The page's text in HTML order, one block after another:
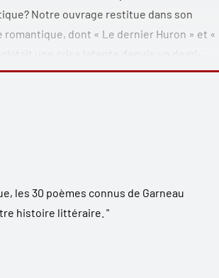
Notre ouvrage restitue dans son
dont « Le dernier Huron » et «
une crise latente depuis un demi-
Il a débuté son parcours de poète au
Rébellion des Patriotes (1837-1839) et
de ses 20 ans, ce jeune homme doté
plume le sort imposé aux siens. La poésie
les 30 poèmes connus de Garneau
histoire littéraire. "